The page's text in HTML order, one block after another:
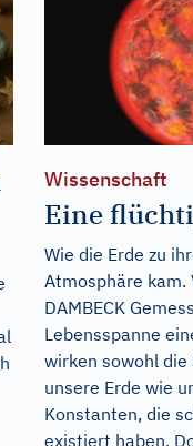
Wissenschaft
Eine
Wie die Erde zu
Atmosphäre kam.
DAMBECK
Lebensspanne
wirken sowohl die
unsere Erde wie
Konstanten, die
existiert haben.